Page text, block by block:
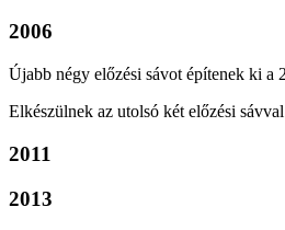
2006
Újabb négy előzési sávot építenek ki a
Elkészülnek az utolsó két előzési
2011
2013